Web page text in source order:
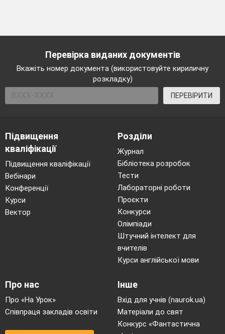
Перевірка виданих документів
Вкажіть номер документа (використовуйте кириличну
розкладку)
ПЕРЕВІРИТИ
Підвищення
кваліфікації
Підвищення кваліфікації
Вебінари
Конференції
Курси
Вектор
Розділи
Журнал
Бібліотека розробок
Тести
Лабораторні роботи
Проєкти
Конкурси
Олімпіади
Штучний інтелект для
вчителів
Курси англійської мови
Про нас
Про «На Урок»
Співпраця закладів освіти
Інше
Вхід для учнів (naurok.ua)
Матеріали до свят
Конкурс «Фантастична